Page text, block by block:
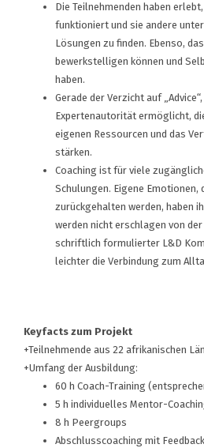
Die Teilnehmenden haben
funktioniert und sie andere
Lösungen zu finden. Ebenso,
bewerkstelligen können und
haben.
Gerade der Verzicht auf
Expertenautorität ermöglicht,
eigenen Ressourcen und das
stärken.
Coaching ist für viele
Schulungen. Eigene Emotionen,
zurückgehalten werden, haben
werden nicht erschlagen von
schriftlich formulierter L&D
leichter die Verbindung zum
Keyfacts zum Projekt
+Teilnehmende aus 22 afrikanischen
+Umfang der Ausbildung:
60 h Coach-Training
5 h individuelles Mentor-
8 h Peergroups
Abschlusscoaching mit